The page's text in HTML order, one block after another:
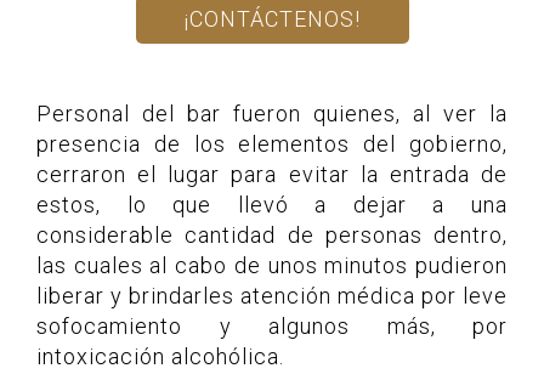
¡CONTÁCTENOS!
Personal del bar fueron quienes, al ver la
presencia de los elementos del gobierno,
cerraron el lugar para evitar la entrada de
estos, lo que llevó a dejar a una
considerable cantidad de personas dentro,
las cuales al cabo de unos minutos pudieron
liberar y brindarles atención médica por leve
sofocamiento y algunos más, por
intoxicación alcohólica.